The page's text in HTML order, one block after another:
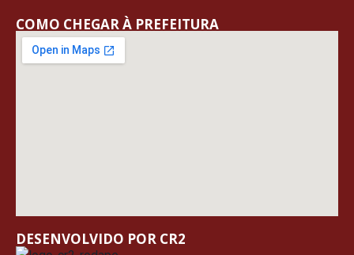
COMO CHEGAR À PREFEITURA
DESENVOLVIDO POR CR2